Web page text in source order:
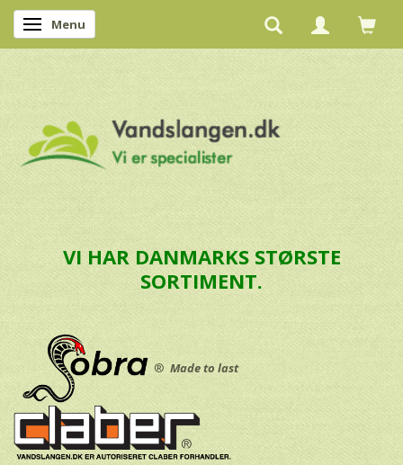
Skifte navigation
Menu
VI HAR DANMARKS STØRSTE
SORTIMENT.
® Made to last